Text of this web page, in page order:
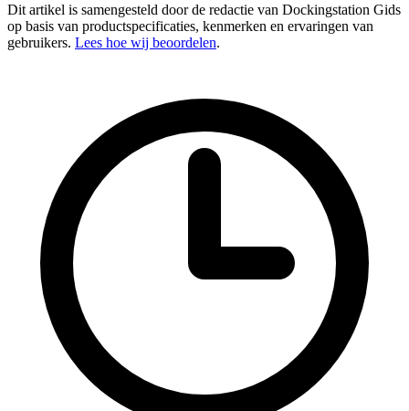
Dit artikel is samengesteld door de redactie van Dockingstation Gids
op basis van productspecificaties, kenmerken en ervaringen van
gebruikers. Lees hoe wij beoordelen.